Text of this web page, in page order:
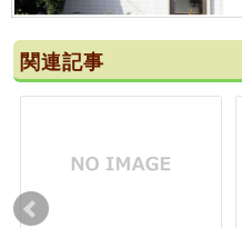
関連記事